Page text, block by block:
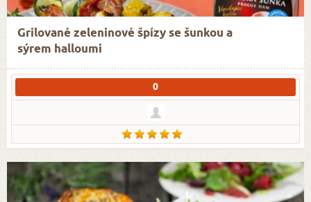
Grilované zeleninové špízy se šunkou a
sýrem halloumi
0